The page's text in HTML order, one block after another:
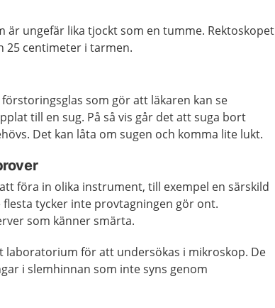
är ungefär lika tjockt som en tumme. Rektoskopet
25 centimeter i tarmen.
som gör att läkaren kan se
till en sug. På så vis går det att suga bort
Det kan låta om sugen och komma lite lukt.
föra in olika instrument, till exempel en särskild
tycker inte provtagningen gör ont.
som känner smärta.
laboratorium för att undersökas i mikroskop. De
i slemhinnan som inte syns genom